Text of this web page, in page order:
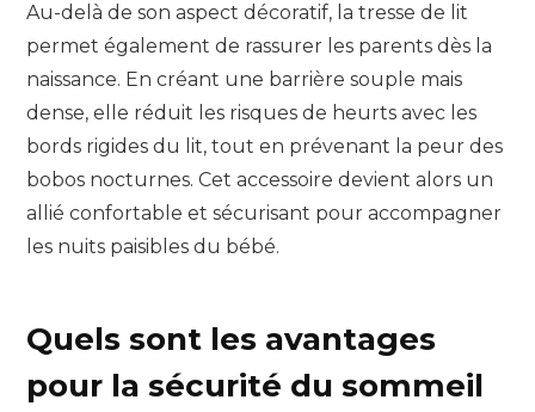
Au-delà de son aspect décoratif, la tresse de lit
permet également de rassurer les parents dès la
naissance. En créant une barrière souple mais
dense, elle réduit les risques de heurts avec les
bords rigides du lit, tout en prévenant la peur des
bobos nocturnes. Cet accessoire devient alors un
allié confortable et sécurisant pour accompagner
les nuits paisibles du bébé.
Quels sont les avantages
pour la sécurité du sommeil